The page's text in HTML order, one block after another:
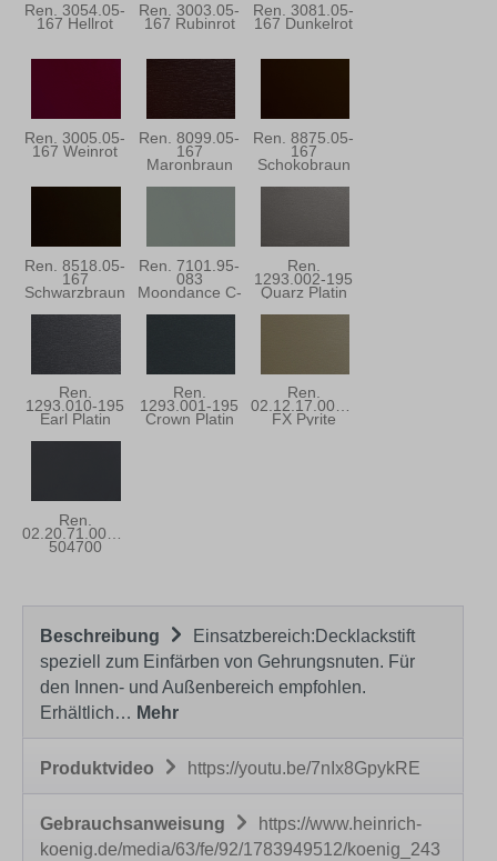
Ren. 3054.05-
167 Hellrot
Ren. 3003.05-
167 Rubinrot
Ren. 3081.05-
167 Dunkelrot
Ren. 3005.05-
167 Weinrot
Ren. 8099.05-
167
Maronbraun
Ren. 8875.05-
167
Schokobraun
Ren. 8518.05-
167
Schwarzbraun
Ren. 7101.95-
083
Moondance C-
Ren.
1293.002-195
Quarz Platin
Ren.
1293.010-195
Earl Platin
Ren.
1293.001-195
Crown Platin
Ren.
02.12.17.000001
FX Pyrite
Ren.
02.20.71.000001-
504700
Beschreibung
Einsatzbereich:Decklackstift
speziell zum Einfärben von Gehrungsnuten. Für
den Innen- und Außenbereich empfohlen.
Erhältlich… Mehr
Produktvideo https://youtu.be/7nIx8GpykRE
Gebrauchsanweisung
https://www.heinrich-
koenig.de/media/63/fe/92/1783949512/koenig_243